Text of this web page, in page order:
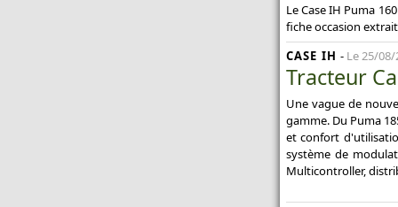
Le Case IH Puma
fiche occasion
CASE IH - Le 25/08/
Tracteur
Une vague de
gamme. Du Puma
et confort
système de
Multicontroller,